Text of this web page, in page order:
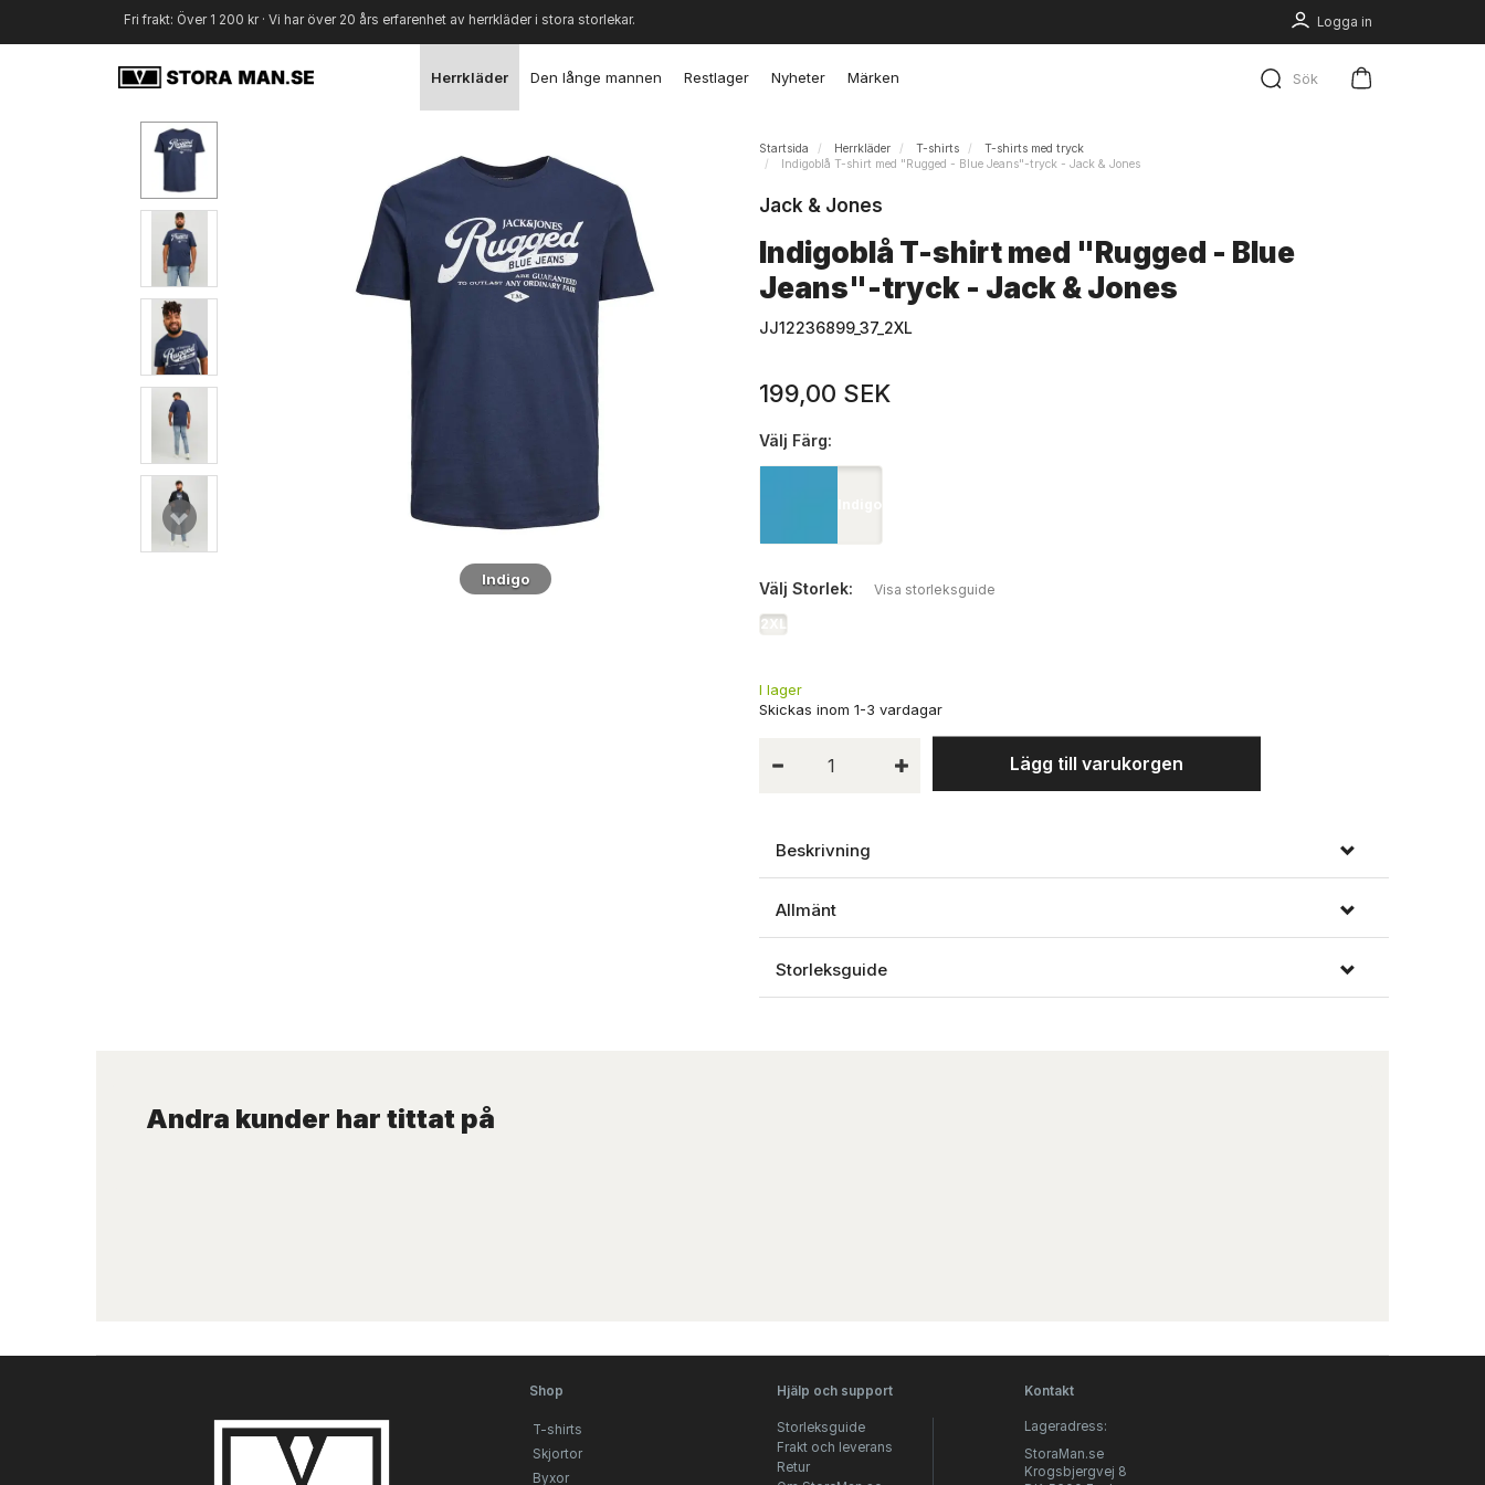
Logga in
Fri frakt: Över 1 200 kr · Vi har över 20 års erfarenhet av herrkläder i stora storlekar.
Sök
Herrkläder Den långe mannen Restlager Nyheter Märken
Indigo
Startsida Herrkläder T-shirts
T-shirts med tryck
Indigoblå T-shirt med "Rugged - Blue Jeans"-tryck - Jack & Jones
Jack & Jones
Indigoblå T-shirt med "Rugged - Blue
Jeans"-tryck - Jack & Jones
JJ12236899_37_2XL
199,00 SEK
Välj Färg:
Indigo
Välj Storlek: Visa storleksguide
2XL
I lager
Lägg till varukorgen
Beskrivning
Allmänt
Storleksguide
Andra kunder har tittat på
Shop
T-shirts
Skjortor
Byxor
Hjälp och support
Storleksguide
Frakt och leverans
Retur
Kontakt
Lageradress:
StoraMan.se
Krogsbjergvej 8